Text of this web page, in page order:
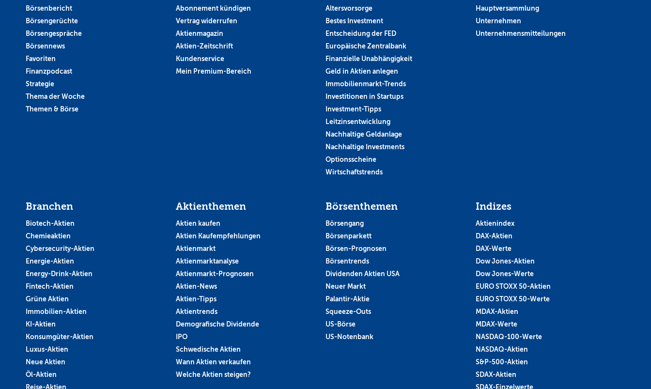
Börsenbericht
Börsengerüchte
Börsengespräche
Börsennews
Favoriten
Finanzpodcast
Strategie
Thema der Woche
Themen & Börse
Abonnement kündigen
Vertrag widerrufen
Aktienmagazin
Aktien-Zeitschrift
Kundenservice
Mein Premium-Bereich
Altersvorsorge
Bestes Investment
Entscheidung der FED
Europäische Zentralbank
Finanzielle Unabhängigkeit
Geld in Aktien anlegen
Immobilienmarkt-Trends
Investitionen in Startups
Investment-Tipps
Leitzinsentwicklung
Nachhaltige Geldanlage
Nachhaltige Investments
Optionsscheine
Wirtschaftstrends
Hauptversammlung
Unternehmen
Unternehmensmitteilungen
Branchen
Biotech-Aktien
Chemieaktien
Cybersecurity-Aktien
Energie-Aktien
Energy-Drink-Aktien
Fintech-Aktien
Grüne Aktien
Immobilien-Aktien
KI-Aktien
Konsumgüter-Aktien
Luxus-Aktien
Neue Aktien
Öl-Aktien
Reise-Aktien
Aktienthemen
Aktien kaufen
Aktien Kaufempfehlungen
Aktienmarkt
Aktienmarktanalyse
Aktienmarkt-Prognosen
Aktien-News
Aktien-Tipps
Aktientrends
Demografische Dividende
IPO
Schwedische Aktien
Wann Aktien verkaufen
Welche Aktien steigen?
Börsenthemen
Börsengang
Börsenparkett
Börsen-Prognosen
Börsentrends
Dividenden Aktien USA
Neuer Markt
Palantir-Aktie
Squeeze-Outs
US-Börse
US-Notenbank
Indizes
Aktienindex
DAX-Aktien
DAX-Werte
Dow Jones-Aktien
Dow Jones-Werte
EURO STOXX 50-Aktien
EURO STOXX 50-Werte
MDAX-Aktien
MDAX-Werte
NASDAQ-100-Werte
NASDAQ-Aktien
S&P-500-Aktien
SDAX-Aktien
SDAX-Einzelwerte